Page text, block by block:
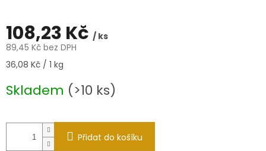
108,23 Kč / ks
89,45 Kč bez DPH
Měrná
36,08 Kč / 1 kg
Skladem (>10 ks)
Přidat do košíku